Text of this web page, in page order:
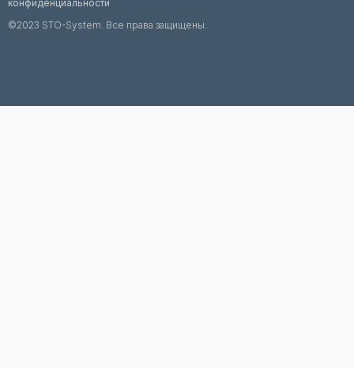
©2023 STO-System. Все права защищены.
конфиденциальности